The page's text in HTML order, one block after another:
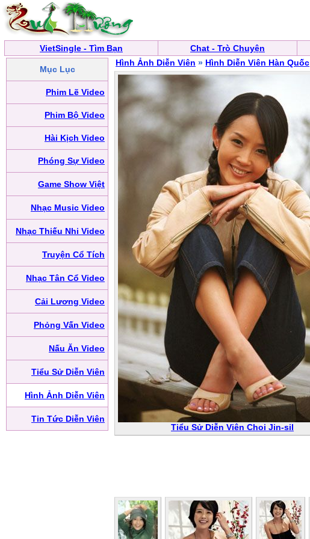
VietSingle - Tìm Bạn Chat - Trò Chuyện
Mục Lục
Phim Lẽ Video
Phim Bộ Video
Hài Kịch Video
Phóng Sự Video
Game Show Việt
Nhạc Music Video
Nhạc Thiếu Nhi Video
Truyện Cổ Tích
Nhạc Tân Cổ Video
Cải Lương Video
Phỏng Vấn Video
Nấu Ăn Video
Tiểu Sử Diễn Viên
Hình Ảnh Diễn Viên
Tin Tức Diễn Viên
Hình Ảnh Diễn Viên » Hình Diễn Viên Hàn Quốc
Tiểu Sử Diễn Viên Choi Jin-sil